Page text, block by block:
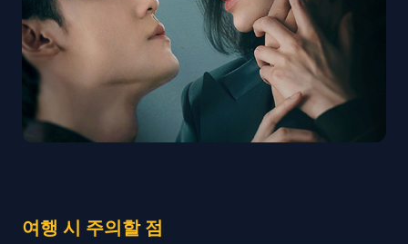
여행 시 주의할 점